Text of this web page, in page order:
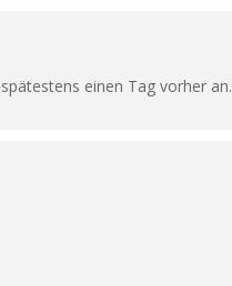
einen Tag vorher an.